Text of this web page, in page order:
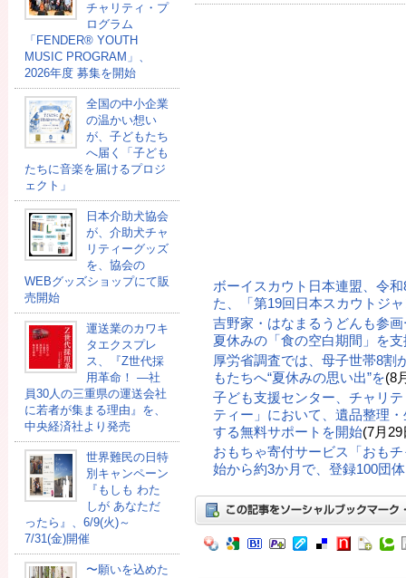
チャリティ・プ
ログラム
「FENDER®︎ YOUTH
MUSIC PROGRAM」、
2026年度 募集を開始
全国の中小企業
の温かい想い
が、子どもたち
へ届く「子ども
たちに音楽を届けるプロジ
ェクト」
日本介助犬協会
が、介助犬チャ
リティーグッズ
を、協会の
WEBグッズショップにて販
売開始
運送業のカワキ
タエクスプレ
ス、『Z世代採
用革命！ ―社
員30人の三重県の運送会社
に若者が集まる理由』を、
中央経済社より発売
世界難民の日特
別キャンペーン
『もしも わた
しが あなただ
ったら』、6/9(火)～
7/31(金)開催
〜願いを込めた
ボーイスカウト日本連盟、令
た、「第19回日本スカウトジ
吉野家・はなまるうどんも参
夏休みの「食の空白期間」を支
厚労省調査では、母子世帯8割
もたちへ“夏休みの思い出”を(8
子ども支援センター、チャリ
ティー」において、遺品整理
する無料サポートを開始(7月29
おもちゃ寄付サービス「おも
始から約3か月で、登録100団